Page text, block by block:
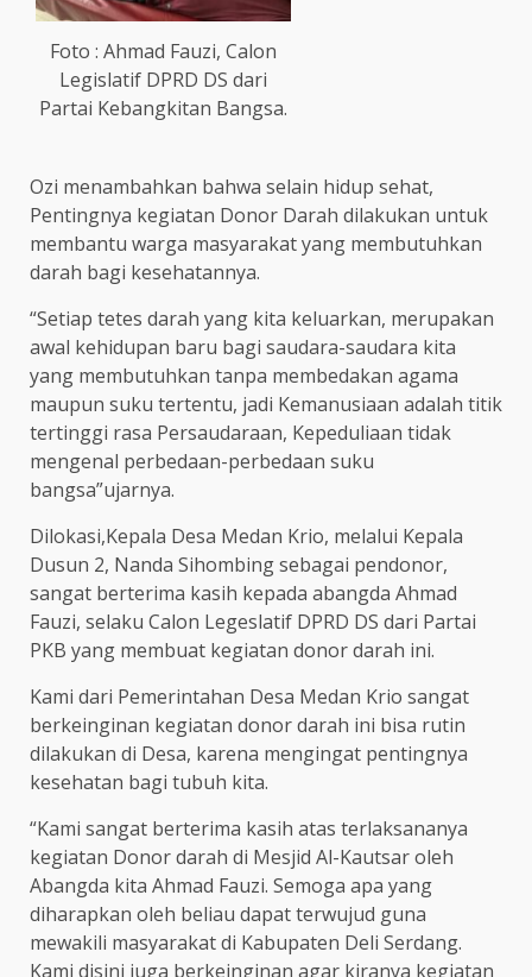
Foto : Ahmad Fauzi, Calon
Legislatif DPRD DS dari
Partai Kebangkitan Bangsa.
Ozi menambahkan bahwa selain hidup sehat,
Pentingnya kegiatan Donor Darah dilakukan untuk
membantu warga masyarakat yang membutuhkan
darah bagi kesehatannya.
“Setiap tetes darah yang kita keluarkan, merupakan
awal kehidupan baru bagi saudara-saudara kita
yang membutuhkan tanpa membedakan agama
maupun suku tertentu, jadi Kemanusiaan adalah titik
tertinggi rasa Persaudaraan, Kepeduliaan tidak
mengenal perbedaan-perbedaan suku
bangsa”ujarnya.
Dilokasi,Kepala Desa Medan Krio, melalui Kepala
Dusun 2, Nanda Sihombing sebagai pendonor,
sangat berterima kasih kepada abangda Ahmad
Fauzi, selaku Calon Legeslatif DPRD DS dari Partai
PKB yang membuat kegiatan donor darah ini.
Kami dari Pemerintahan Desa Medan Krio sangat
berkeinginan kegiatan donor darah ini bisa rutin
dilakukan di Desa, karena mengingat pentingnya
kesehatan bagi tubuh kita.
“Kami sangat berterima kasih atas terlaksananya
kegiatan Donor darah di Mesjid Al-Kautsar oleh
Abangda kita Ahmad Fauzi. Semoga apa yang
diharapkan oleh beliau dapat terwujud guna
mewakili masyarakat di Kabupaten Deli Serdang.
Kami disini juga berkeinginan agar kiranya kegiatan